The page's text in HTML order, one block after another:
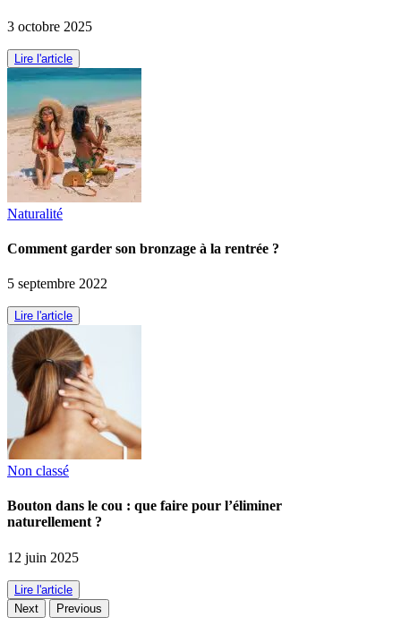
3 octobre 2025
Lire l'article
Naturalité
Comment garder son bronzage à la rentrée ?
5 septembre 2022
Lire l'article
Non classé
Bouton dans le cou : que faire pour l’éliminer
naturellement ?
12 juin 2025
Lire l'article
Next
Previous